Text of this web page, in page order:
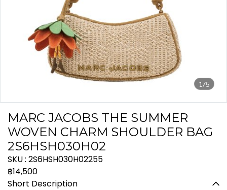
1/5
MARC JACOBS THE SUMMER
WOVEN CHARM SHOULDER BAG
2S6HSH030H02
SKU : 2S6HSH030H02255
฿14,500
Short Description